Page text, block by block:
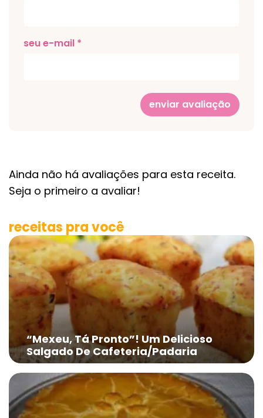
seu e-mail *
enviar avaliação
Ainda não há avaliações para esta receita.
Seja o primeiro a avaliar!
receitas pra você
“Mexeu, Tá Pronto”! Um Delicioso
Salgado De Cafeteria/Padaria